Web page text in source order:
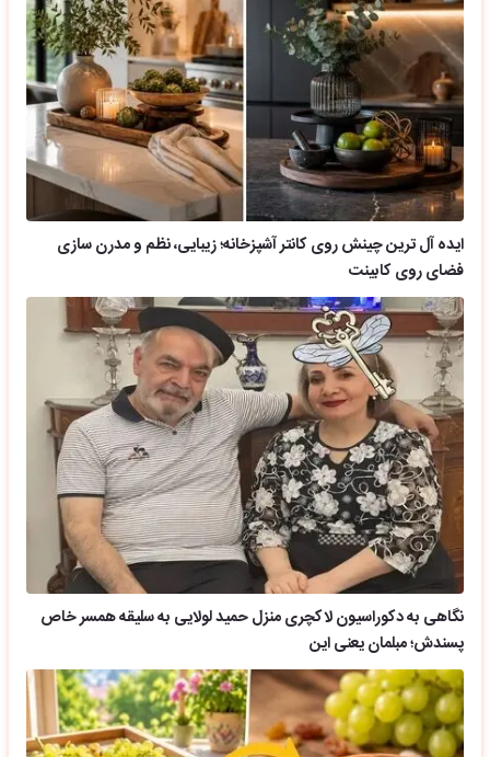
ایده آل ترین چینش روی کانتر آشپزخانه؛ زیبایی، نظم و مدرن سازی
فضای روی کابینت
نگاهی به دکوراسیون لاکچری منزل حمید لولایی به سلیقه همسر خاص
پسندش؛ مبلمان یعنی این